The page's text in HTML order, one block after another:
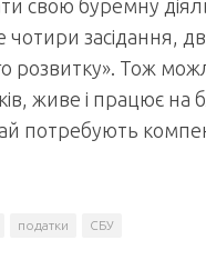
свою буремну
засідання,
розвитку». Тож
живе і працює на
потребують
податки СБУ